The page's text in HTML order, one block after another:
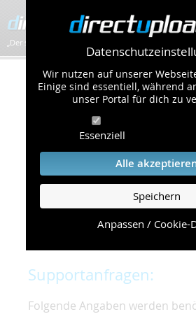
Wir nutzen auf unserer
Einige sind essentiell, während
unser Portal für dich zu
Essenziell
Alle
Speichern
Anpassen / Cookie-
„Der schnellste Bilder-Hoster im Web!”
Kontakt & Support
Um eine schnelle und
Bearbeitung Ihres Problems zu
bitten wir Sie,
folgende Punkte zu beachten
Die schnellste Hilfe finden Sie
Seite, die die häufig gestellten
Supportanfragen:
Folgende Angaben werden